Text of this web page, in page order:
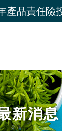
產品責任險
潤康原 水光
新消息